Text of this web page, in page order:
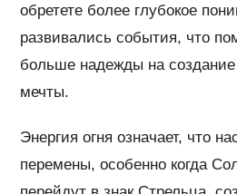
обретете более глубокое
развивались события, что
больше надежды на
мечты.
Энергия огня означает, что
перемены, особенно когда